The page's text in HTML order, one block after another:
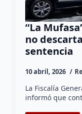
“La
no
sentencia
10 abril, 2026
La Fiscalía
informó que